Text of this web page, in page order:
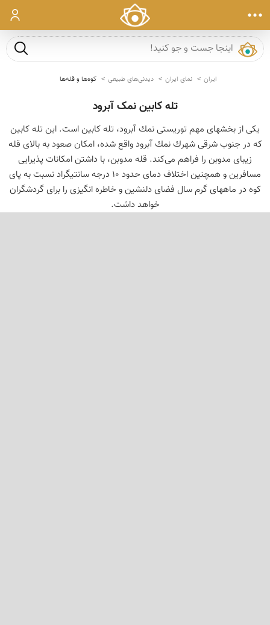
ورود
جست و
ایران نمای ایران دیدنی‌های طبیعی کوه‌ها و قله‌ها
تله کابین نمک آبرود
یكی از بخشهای مهم توریستی نمك آبرود، تله كابین است. این تله كابین
كه در جنوب شرقی شهرك نمك آبرود واقع شده، امكان صعود به بالای قله
زیبای مدوبن را فراهم می‌كند. قله مدوبن، با داشتن امكانات پذیرایی
مسافرین و همچنین اختلاف دمای حدود ۱۰ درجه سانتیگراد نسبت به پای
كوه در ماههای گرم سال فضای دلنشین و خاطره انگیزی را برای گردشگران
خواهد داشت.